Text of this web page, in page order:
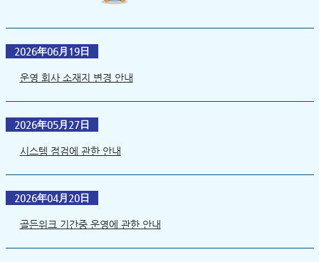
2026年06月19日
운영 회사 소재지 변경 안내
2026年05月27日
시스템 점검에 관한 안내
2026年04月20日
골든위크 기간중 운영에 관한 안내